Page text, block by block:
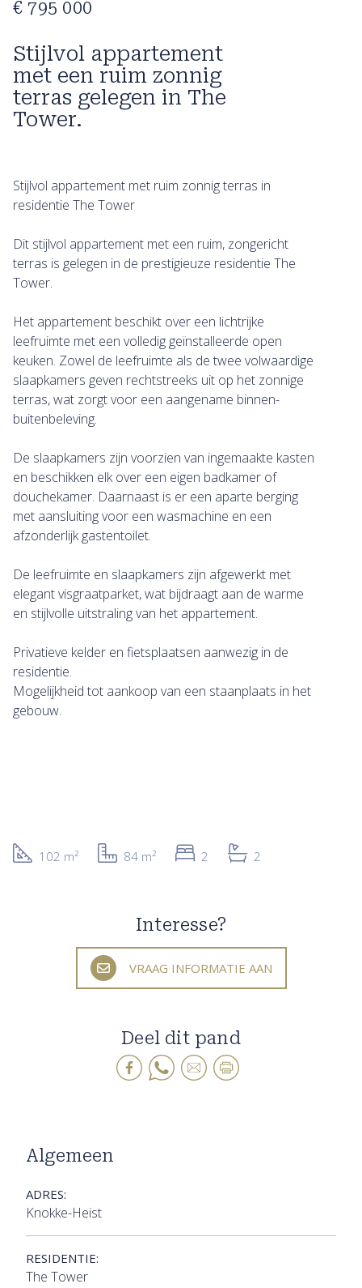
Stijlvol appartement
met een ruim zonnig
terras gelegen in The
Tower.
€ 795 000
Stijlvol appartement met ruim zonnig terras in
residentie The Tower
Dit stijlvol appartement met een ruim, zongericht
terras is gelegen in de prestigieuze residentie The
Tower.
Het appartement beschikt over een lichtrijke
leefruimte met een volledig geïnstalleerde open
keuken. Zowel de leefruimte als de twee volwaardige
slaapkamers geven rechtstreeks uit op het zonnige
terras, wat zorgt voor een aangename binnen-
buitenbeleving.
De slaapkamers zijn voorzien van ingemaakte kasten
en beschikken elk over een eigen badkamer of
douchekamer. Daarnaast is er een aparte berging
met aansluiting voor een wasmachine en een
afzonderlijk gastentoilet.
De leefruimte en slaapkamers zijn afgewerkt met
elegant visgraatparket, wat bijdraagt aan de warme
en stijlvolle uitstraling van het appartement.
Privatieve kelder en fietsplaatsen aanwezig in de
residentie.
Mogelijkheid tot aankoop van een staanplaats in het
gebouw.
102 m² 84 m² 2 2
Interesse?
VRAAG INFORMATIE AAN
Deel dit pand
Algemeen
ADRES:
Knokke-Heist
RESIDENTIE:
The Tower